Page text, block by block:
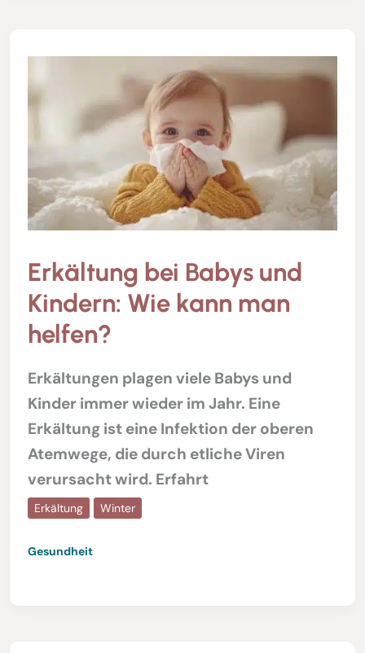
Erkältung bei Babys und
Kindern: Wie kann man
helfen?
Erkältungen plagen viele Babys und
Kinder immer wieder im Jahr. Eine
Erkältung ist eine Infektion der oberen
Atemwege, die durch etliche Viren
verursacht wird. Erfahrt
Erkältung Winter
Gesundheit